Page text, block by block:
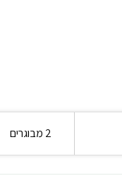
2 מבוגרים